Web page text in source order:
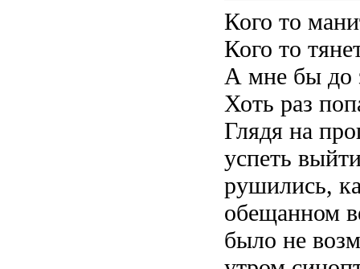
Кого то
Кого то
А мне бы до
Хоть раз
Глядя на
успеть
рушились,
обещанном
было не